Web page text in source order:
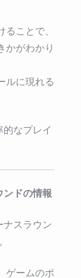
ことで、
かがわかり
ルに現れる
なプレイ
ンドの情報
ナスラウン
ゲームのポ